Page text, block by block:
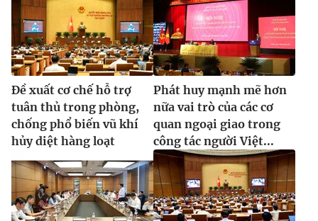
Đề xuất cơ chế hỗ trợ
tuân thủ trong phòng,
chống phổ biến vũ khí
hủy diệt hàng loạt
Phát huy mạnh mẽ hơn
nữa vai trò của các cơ
quan ngoại giao trong
công tác người Việt...